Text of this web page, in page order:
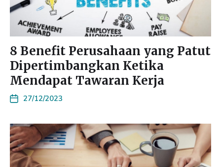
8 Benefit Perusahaan yang Patut
Dipertimbangkan Ketika
Mendapat Tawaran Kerja
27/12/2023